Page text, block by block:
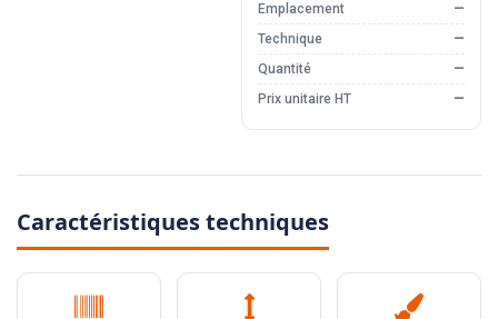
Emplacement
—
Technique
—
Quantité
—
Prix unitaire HT
—
Caractéristiques techniques